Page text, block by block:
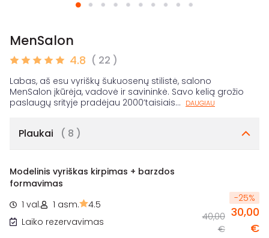
MenSalon
4.8 ( 22 )
Labas, aš esu vyriškų šukuosenų stilistė, salono
MenSalon įkūrėja, vadovė ir savininkė. Savo kelią grožio
paslaugų srityje pradėjau 2000’taisiais... DAUGIAU
Plaukai ( 8 )
Modelinis vyriškas kirpimas + barzdos
formavimas
1 val.
1 asm.
4.5
Laiko rezervavimas
-25%
40,00
€
30,00
€